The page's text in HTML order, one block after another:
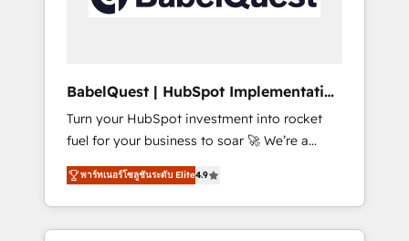
A little about us: • Boutique 'Elite' team of 12 •
42001:2023 certified - the AI management
standard • GuardHub: our AI governance
framework, built on ISO 42001 Ready for the
next step? Click the 👈 '𝗖𝗼𝗻𝘁𝗮𝗰𝘁 𝗯𝘂𝘀𝗶𝗻𝗲𝘀𝘀'
button to get in touch (𝘸𝘦'𝘳𝘦 𝘴𝘶𝘱𝘦𝘳
𝘳𝘦𝘴𝘱𝘰𝘯𝘴𝘪𝘷𝘦)
BabelQuest | HubSpot Implementation
& Consultancy
Turn your HubSpot investment into rocket
fuel for your business to soar 🚀 We’re a
team of accredited HubSpot experts ready
to help you. We can implement the platform
into complex business environments,
optimise what you've got and make sure you
พาร์ทเนอร์โซลูชันระดับ Elite4.9